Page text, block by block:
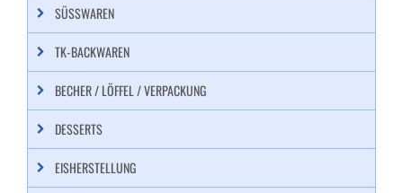
SÜSSWAREN
TK-BACKWAREN
BECHER / LÖFFEL / VERPACKUNG
DESSERTS
EISHERSTELLUNG